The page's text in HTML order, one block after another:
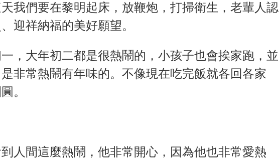
我們要在黎明起床，放鞭炮，打掃衛生，老輩人認
迎祥納福的美好願望。
，大年初二都是很熱鬧的，小孩子也會挨家跑，並
非常熱鬧有年味的。不像現在吃完飯就各回各家
。
人間這麼熱鬧，他非常開心，因為他也非常愛熱